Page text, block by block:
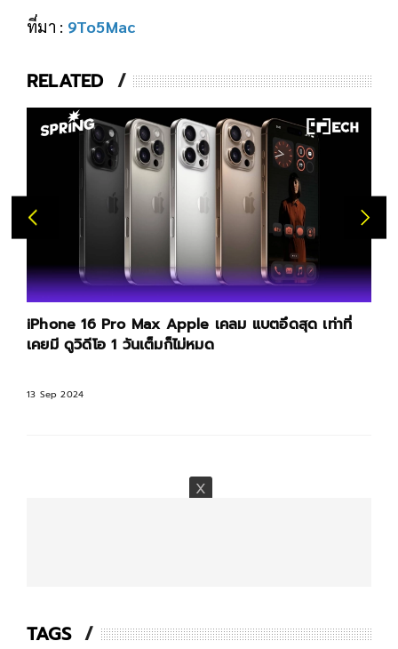
ที่มา : 9To5Mac
RELATED
iPhone 16 Pro Max Apple เคลม แบตอึดสุด เท่าที่
เคยมี ดูวิดีโอ 1 วันเต็มก็ไม่หมด
13 Sep 2024
TAGS